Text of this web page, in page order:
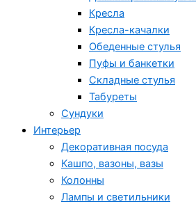
Кресла
Кресла-качалки
Обеденные стулья
Пуфы и банкетки
Складные стулья
Табуреты
Сундуки
Интерьер
Декоративная посуда
Кашпо, вазоны, вазы
Колонны
Лампы и светильники